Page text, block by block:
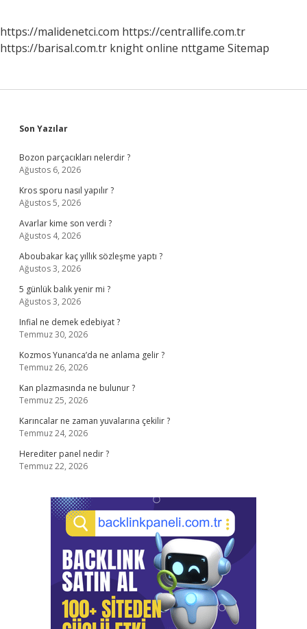
https://malidenetci.com https://centrallife.com.tr
https://barisal.com.tr knight online nttgame Sitemap
Sidebar
Son Yazılar
Bozon parçacıkları nelerdir ?
Ağustos 6, 2026
Kros sporu nasıl yapılır ?
Ağustos 5, 2026
Avarlar kime son verdi ?
Ağustos 4, 2026
Aboubakar kaç yıllık sözleşme yaptı ?
Ağustos 3, 2026
5 günlük balık yenir mi ?
Ağustos 3, 2026
Infial ne demek edebiyat ?
Temmuz 30, 2026
Kozmos Yunanca’da ne anlama gelir ?
Temmuz 26, 2026
Kan plazmasında ne bulunur ?
Temmuz 25, 2026
Karıncalar ne zaman yuvalarına çekilir ?
Temmuz 24, 2026
Herediter panel nedir ?
Temmuz 22, 2026